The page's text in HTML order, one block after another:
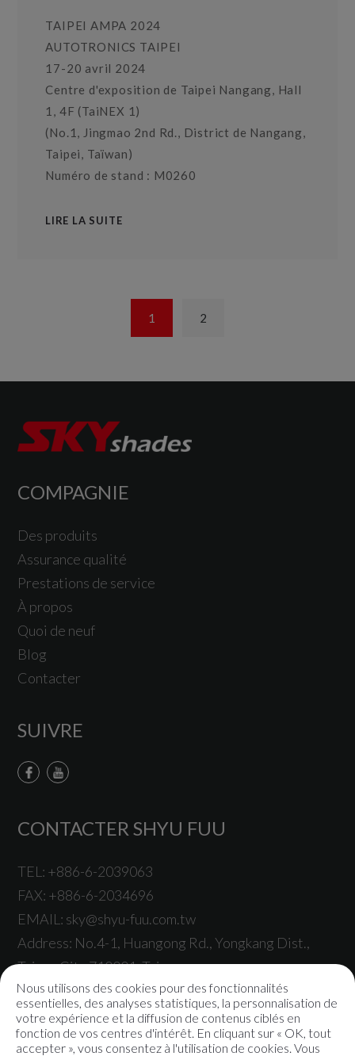
TAIPEI AMPA 2024
AUTOTRONICS TAIPEI
17-20 avril 2024
Centre d'exposition de Taipei Nangang, Hall
1, 4F (TaiNEX 1)
(No.1, Jingmao 2nd Rd., District de Nangang,
Taipei, Taïwan)
Numéro de stand : M0260
LIRE LA SUITE
1 2
COMPAGNIE
Des produits
Assurance qualité
Prestations de service
À propos
Quoi de neuf
Blog
Contacter
SUIVRE
CONTACTER SHYU FUU
TEL: +886-6-2039063
FAX: +886-6-2034696
EMAIL: sky@shyu-fuu.com.tw
Address: No.4-1, Huangong Rd.,Yongkang Dist.,
Tainan City710001,Taiwan.
Nous utilisons des cookies pour des fonctionnalités
essentielles, des analyses statistiques, la personnalisation de
votre expérience et la diffusion de contenus ciblés en
fonction de vos centres d'intérêt. En cliquant sur « OK, tout
accepter », vous consentez à l'utilisation de cookies. Vous